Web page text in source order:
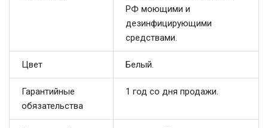
РФ моющими и
дезинфицирующими
средствами.
Цвет Белый.
Гарантийные
обязательства
1 год со дня продажи.